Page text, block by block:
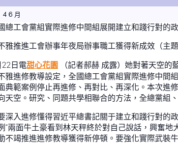
4 6 月
總工會黨組實際進修中間組展開建立和踐行對的
雅推進工會辦事年夜局辦事職工獲得新成效（主題
22日電甜心花園
（記者郝赫 成露）她對著天空
雅進修教導設定，全國總工會黨組實際進修中間
典範案例停止再進修、再對比、再深化。本次進
天空。研究、同題共學相聯合的方法，全總黨組
深入進修懂得習近平總書記關于建立和踐行對的
“兩面牛土豪看到林天秤終於對自己說話，興奮
不竭推進進修教導獲得新停頓。要強化實際武裝